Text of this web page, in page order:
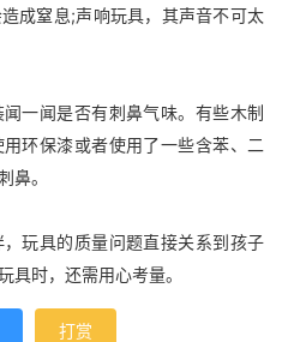
成窒息;声响玩具，其声音不可太
一闻是否有刺鼻气味。有些木制
环保漆或者使用了一些含苯、二
鼻。
玩具的质量问题直接关系到孩子
具时，还需用心考量。
打赏